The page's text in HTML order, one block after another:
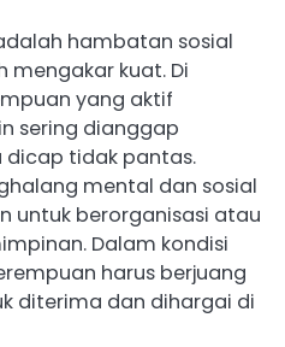
hambatan sosial
mengakar kuat. Di
yang aktif
sering dianggap
tidak pantas.
mental dan sosial
untuk berorganisasi atau
Dalam kondisi
harus berjuang
diterima dan dihargai di